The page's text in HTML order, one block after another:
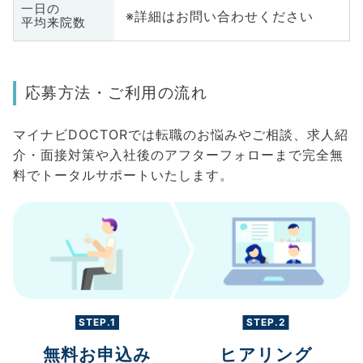
一日の
平均来院数
※詳細はお問い合わせください
応募方法・ご利用の流れ
マイナビDOCTORでは転職のお悩みやご相談、求人紹
介・面接対策や入社後のアフターフォローまで完全無
料でトータルサポートいたします。
STEP.1
無料お申込み
STEP.2
ヒアリング